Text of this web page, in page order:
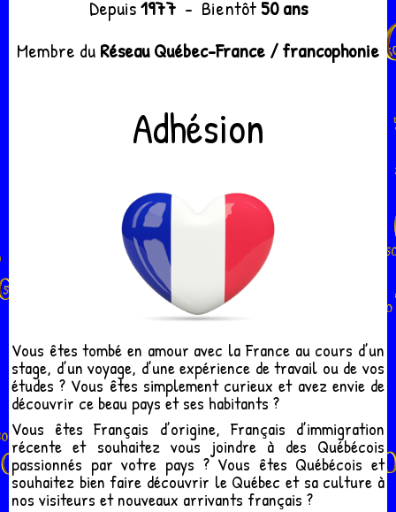
Depuis1977- Bientôt 50 ans
Membre du Réseau Québec-France / francophonie
Adhésion
Vous êtes tombé en amour avec la France au cours d’un
stage, d’un voyage, d’une expérience de travail ou de vos
études ? Vous êtes simplement curieux et avez envie de
découvrir ce beau pays et ses habitants ?
Vous êtes Français d’origine, Français d’immigration
récente et souhaitez vous joindre à des Québécois
passionnés par votre pays ? Vous êtes Québécois et
souhaitez bien faire découvrir le Québec et sa culture à
nos visiteurs et nouveaux arrivants français ?